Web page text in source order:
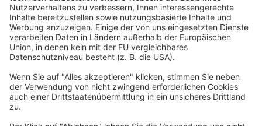
Allgemeine Geschäftsbedingungen
Widerrufsbelehrung
Datenschutzerklärung
Barrierefreiheitserklärung
Impressum
Newsletter
Per E-Mail informieren wir Sie über interessante Angebote.